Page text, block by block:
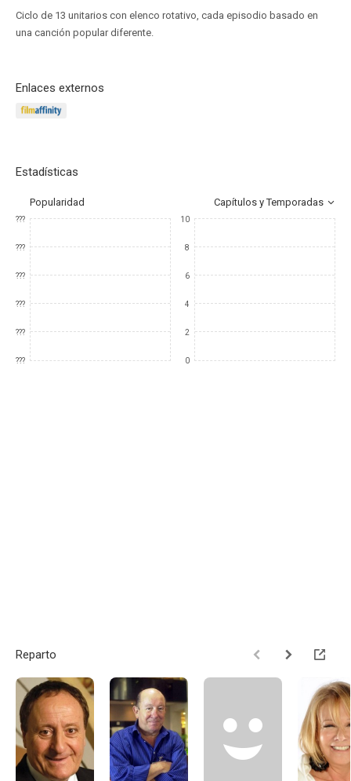
Ciclo de 13 unitarios con elenco rotativo, cada episodio basado en
una canción popular diferente.
Enlaces externos
Estadísticas
Popularidad Capítulos y Temporadas
???
???
???
???
???
???
10
8
6
4
2
0
Reparto